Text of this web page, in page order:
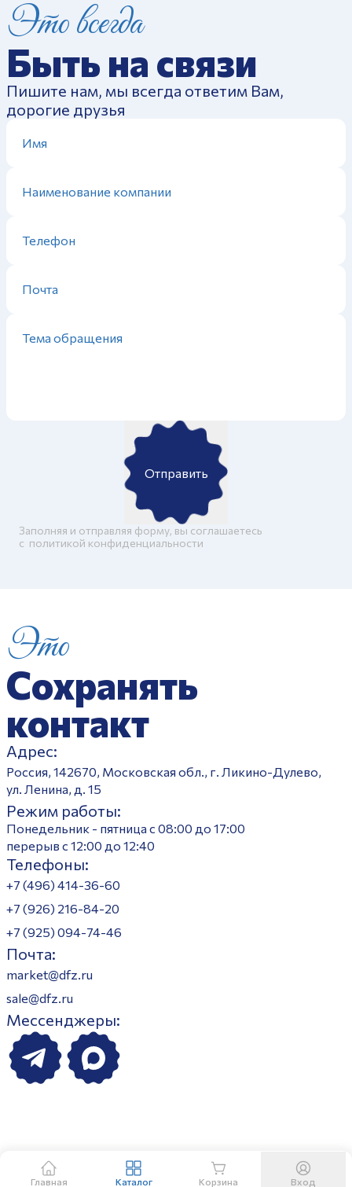
Это всегда
Быть на связи
Пишите нам, мы всегда ответим Вам,
дорогие друзья
Отправить
Заполняя и отправляя форму, вы соглашаетесь
c политикой конфиденциальности
Это
Сохранять
контакт
Адрес:
Россия, 142670, Московская обл., г. Ликино-Дулево,
ул. Ленина, д. 15
Режим работы:
Понедельник - пятница с 08:00 до 17:00
перерыв с 12:00 до 12:40
Телефоны:
+7 (496) 414-36-60
+7 (926) 216-84-20
+7 (925) 094-74-46
Почта:
market@dfz.ru
sale@dfz.ru
Мессенджеры:
Главная Каталог Корзина Вход